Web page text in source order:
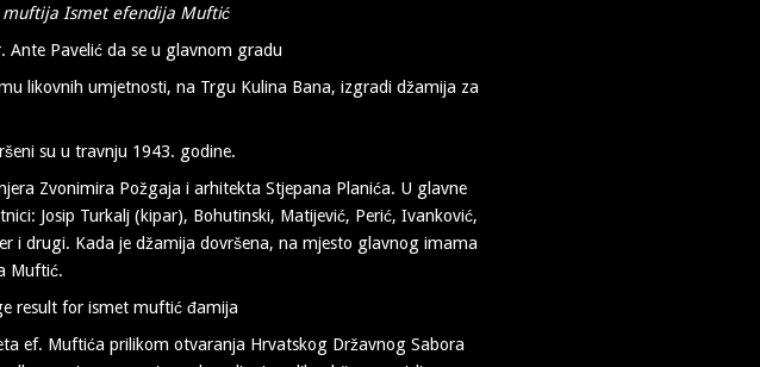
muftija Ismet efendija Muftić
Ante Pavelić da se u glavnom gradu
likovnih umjetnosti, na Trgu Kulina Bana, izgradi džamija za
su u travnju 1943. godine.
Zvonimira Požgaja i arhitekta Stjepana Planića. U glavne
Josip Turkalj (kipar), Bohutinski, Matijević, Perić, Ivanković,
i drugi. Kada je džamija dovršena, na mjesto glavnog imama
Muftić.
ef. Muftića prilikom otvaranja Hrvatskog Državnog Sabora